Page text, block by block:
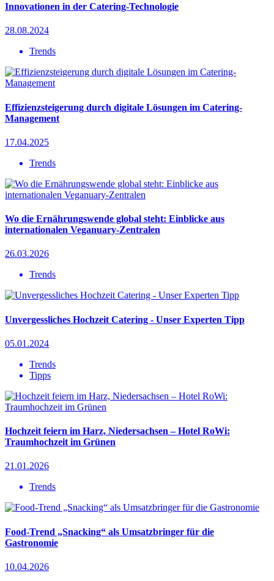
Innovationen in der Catering-Technologie
28.08.2024
Trends
Effizienzsteigerung durch digitale Lösungen im Catering-
Management
17.04.2025
Trends
Wo die Ernährungswende global steht: Einblicke aus
internationalen Veganuary-Zentralen
26.03.2026
Trends
Unvergessliches Hochzeit Catering - Unser Experten Tipp
05.01.2024
Trends
Tipps
Hochzeit feiern im Harz, Niedersachsen – Hotel RoWi:
Traumhochzeit im Grünen
21.01.2026
Trends
Food-Trend „Snacking“ als Umsatzbringer für die
Gastronomie
10.04.2026